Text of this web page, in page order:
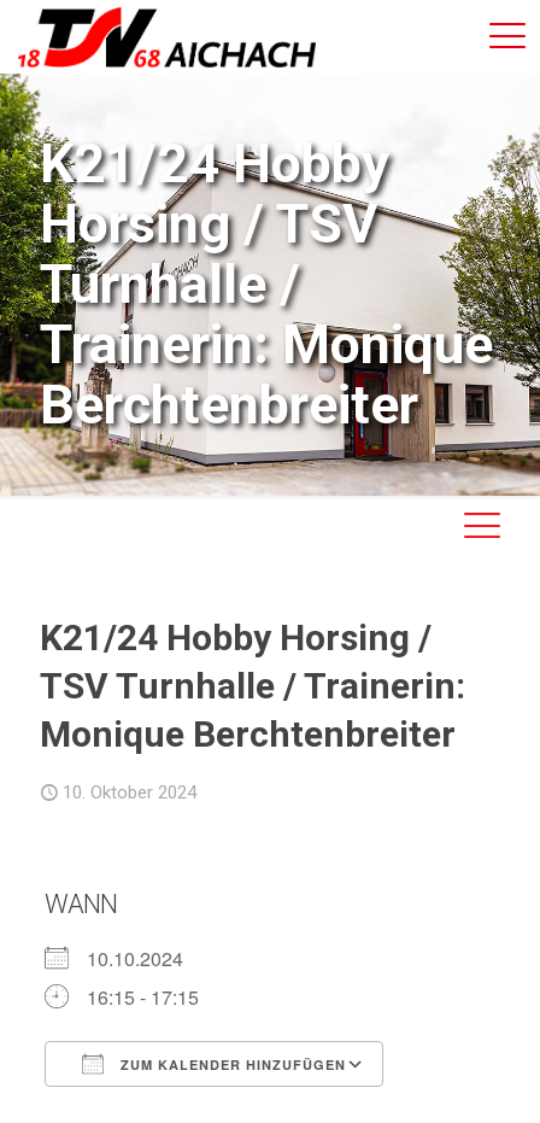
K21/24 Hobby
Horsing / TSV
Turnhalle /
Trainerin: Monique
Berchtenbreiter
K21/24 Hobby Horsing /
TSV Turnhalle / Trainerin:
Monique Berchtenbreiter
10. Oktober 2024
WANN
10.10.2024
16:15 - 17:15
ZUM KALENDER HINZUFÜGEN